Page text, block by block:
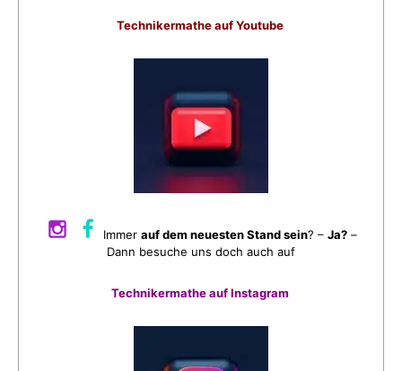
Technikermathe auf Youtube
Immer auf dem neuesten Stand sein? – Ja?–
Dann besuche uns doch auch auf
Technikermathe auf Instagram